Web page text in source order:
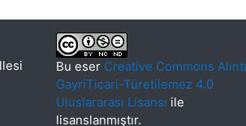
Bu eser Creative Commons
GayriTicari-Türetilemez 4.0
Uluslararası Lisansı ile
lisanslanmıştır.